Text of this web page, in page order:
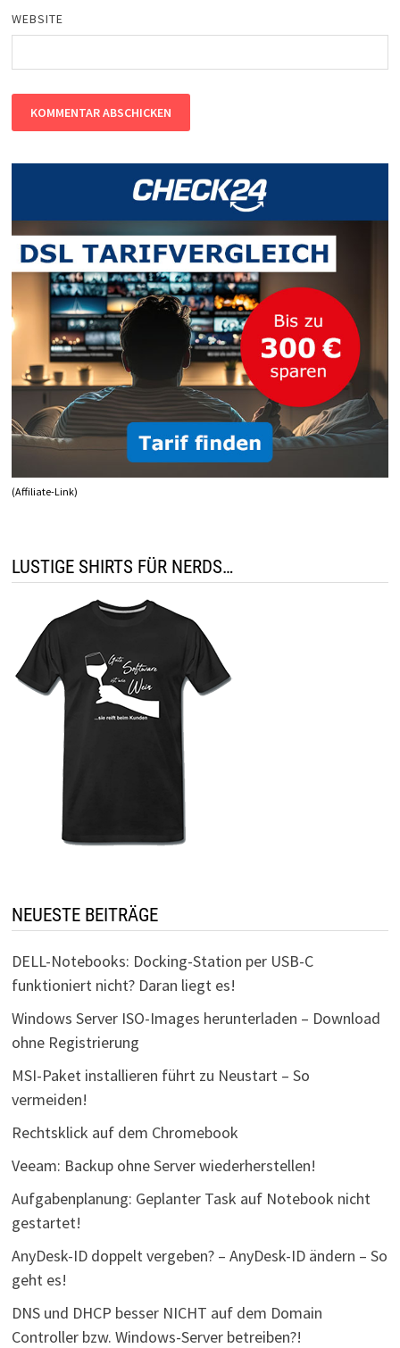
WEBSITE
(Affiliate-Link)
LUSTIGE SHIRTS FÜR NERDS…
NEUESTE BEITRÄGE
DELL-Notebooks: Docking-Station per USB-C
funktioniert nicht? Daran liegt es!
Windows Server ISO-Images herunterladen – Download
ohne Registrierung
MSI-Paket installieren führt zu Neustart – So
vermeiden!
Rechtsklick auf dem Chromebook
Veeam: Backup ohne Server wiederherstellen!
Aufgabenplanung: Geplanter Task auf Notebook nicht
gestartet!
AnyDesk-ID doppelt vergeben? – AnyDesk-ID ändern – So
geht es!
DNS und DHCP besser NICHT auf dem Domain
Controller bzw. Windows-Server betreiben?!